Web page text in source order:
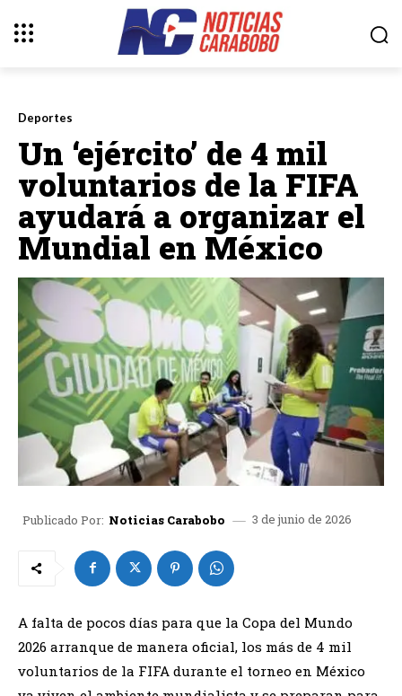
Deportes
Un ‘ejército’ de 4 mil
voluntarios de la FIFA
ayudará a organizar el
Mundial en México
Publicado Por: Noticias Carabobo 3 de junio de 2026
A falta de pocos días para que la Copa del Mundo
2026 arranque de manera oficial, los más de 4 mil
voluntarios de la FIFA durante el torneo en México